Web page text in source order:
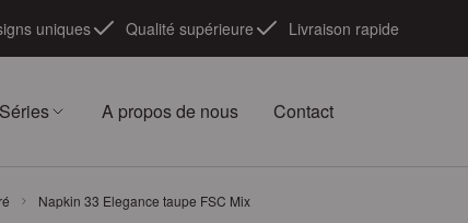
uniques Qualité supérieure Livraison rapide
Séries A propos de nous Contact
Napkin 33 Elegance taupe FSC Mix